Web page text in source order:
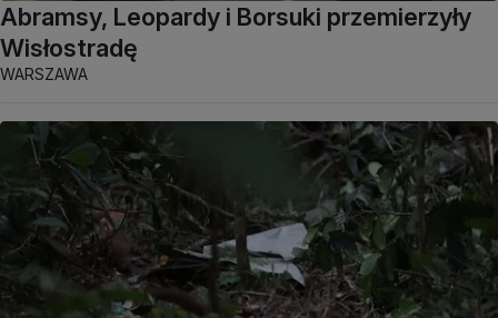
Abramsy, Leopardy i Borsuki przemierzyły
Wisłostradę
WARSZAWA